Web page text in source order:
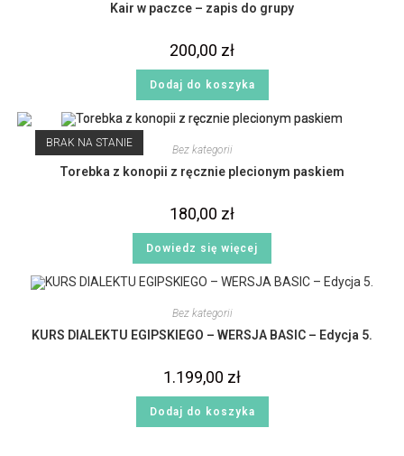
Kair w paczce – zapis do grupy
200,00 zł
Dodaj do koszyka
BRAK NA STANIE
Bez kategorii
Torebka z konopii z ręcznie plecionym paskiem
180,00 zł
Dowiedz się więcej
Bez kategorii
KURS DIALEKTU EGIPSKIEGO – WERSJA BASIC – Edycja 5.
1.199,00 zł
Dodaj do koszyka